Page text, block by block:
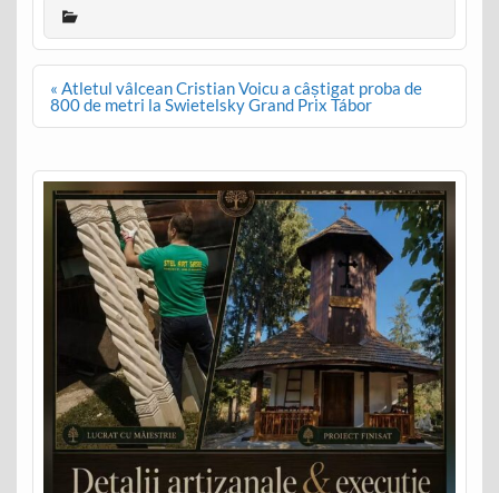
Post
navigation
« Atletul vâlcean Cristian Voicu a câștigat proba de
800 de metri la Swietelsky Grand Prix Tábor